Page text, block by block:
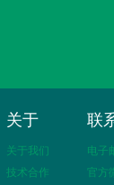
关于
关于我们
技术合作
联
电子
官方